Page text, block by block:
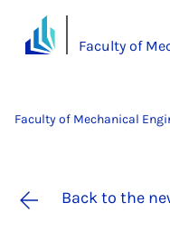
Faculty of
Faculty of Mechanical
Back to the